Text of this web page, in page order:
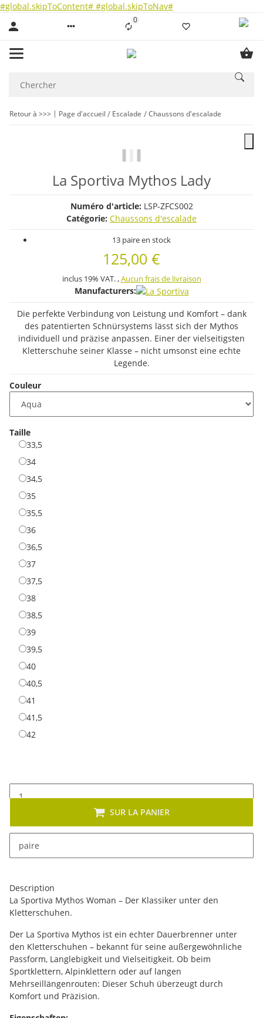
#global.skipToContent# #global.skipToNav#
0Liste ist leer
Retour à >>> Page d'accueil Escalade Chaussons d'escalade
La Sportiva Mythos Lady
Numéro d'article: LSP-ZFCS002
Catégorie: Chaussons d'escalade
13 paire en stock
125,00 €
inclus 19% VAT. ,Aucun frais de livraison
Manufacturers:
Die perfekte Verbindung von Leistung und Komfort – dank
des patentierten Schnürsystems lässt sich der Mythos
individuell und präzise anpassen. Einer der vielseitigsten
Kletterschuhe seiner Klasse – nicht umsonst eine echte
Legende.
Couleur
Taille
33,533,5
3434
34,534,5
3535
35,535,5
3636
36,536,5
3737
37,537,5
3838
38,538,5
3939
39,539,5
4040
40,540,5
41
41,541,5
42
paire
SUR LA PANIER
Cet article se décline en plusieurs variantes. Veuillez
sélectionner la variante de votre choix.
Description
La Sportiva Mythos Woman – Der Klassiker unter den
Kletterschuhen.
Der La Sportiva Mythos ist ein echter Dauerbrenner unter
den Kletterschuhen – bekannt für seine außergewöhnliche
Passform, Langlebigkeit und Vielseitigkeit. Ob beim
Sportklettern, Alpinklettern oder auf langen
Mehrseillängenrouten: Dieser Schuh überzeugt durch
Komfort und Präzision.